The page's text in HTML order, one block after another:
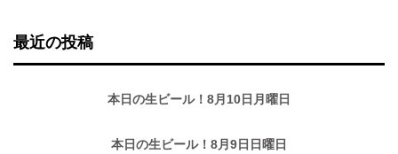
最近の投稿
本日の生ビール！8月10日月曜日
本日の生ビール！8月9日日曜日